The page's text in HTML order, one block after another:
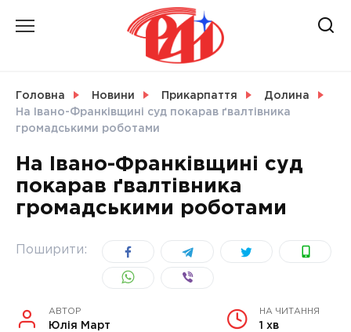
СВІТ
УКРАЇНА
Головна Новини Прикарпаття
Долина
На Івано-Франківщині суд покарав ґвалтівника
громадськими роботами
На Івано-Франківщині суд
покарав ґвалтівника
громадськими роботами
Поширити:
АВТОР
Юлія Март
НА ЧИТАННЯ
1 хв